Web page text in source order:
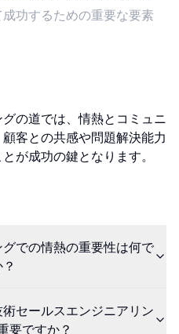
功するための重要な要素
の道では、情熱とコミュニ
客との共感や問題解決能力
が成功の鍵となります。
での情熱の重要性は何で
セールスエンジニアリン
要ですか？